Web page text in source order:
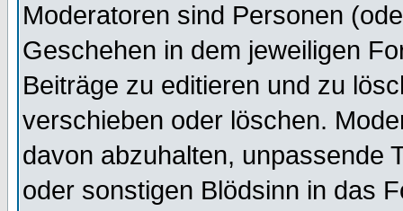
Moderatoren sind Personen
Geschehen in dem jeweiligen
Beiträge zu editieren und zu
verschieben oder löschen.
davon abzuhalten, unpassende
oder sonstigen Blödsinn in das